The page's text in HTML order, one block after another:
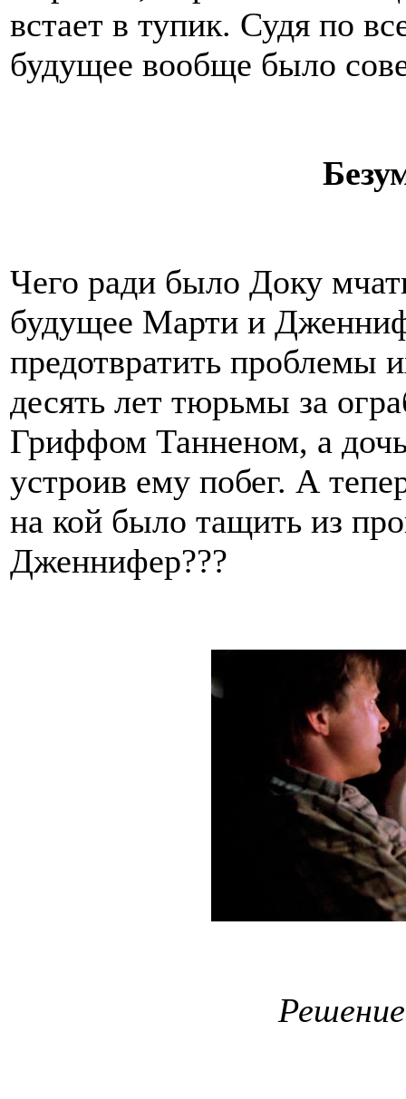
встает в тупик. Судя по
будущее вообще было
Чего ради было Доку
будущее Марти и
предотвратить проблемы
десять лет тюрьмы за
Гриффом Танненом, а дочь
устроив ему побег. А
на кой было тащить из
Дженнифер???